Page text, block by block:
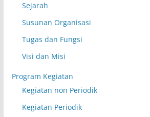
Sejarah
Susunan Organisasi
Tugas dan Fungsi
Visi dan Misi
Program Kegiatan
Kegiatan non Periodik
Kegiatan Periodik